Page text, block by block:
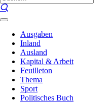
Ausgaben
Inland
Ausland
Kapital & Arbeit
Feuilleton
Thema
Sport
Politisches Buch